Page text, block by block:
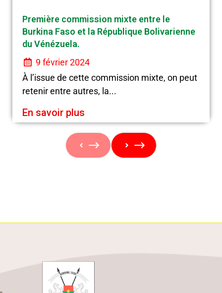
Première commission mixte entre le
Burkina Faso et la République Bolivarienne
du Vénézuela.
9 février 2024
À l’issue de cette commission mixte, on peut
retenir entre autres, la...
En savoir plus